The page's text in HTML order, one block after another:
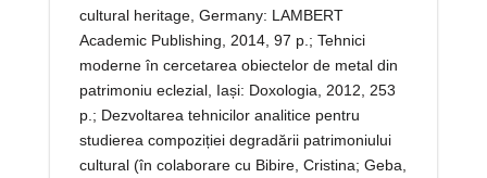
cultural heritage, Germany: LAMBERT
Academic Publishing, 2014, 97 p.; Tehnici
moderne în cercetarea obiectelor de metal din
patrimoniu eclezial, Iași: Doxologia, 2012, 253
p.; Dezvoltarea tehnicilor analitice pentru
studierea compoziției degradării patrimoniului
cultural (în colaborare cu Bibire, Cristina; Geba,